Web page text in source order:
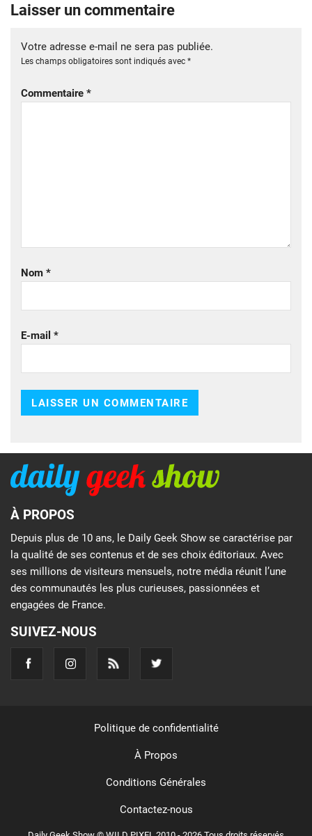
Laisser un commentaire
Votre adresse e-mail ne sera pas publiée.
Les champs obligatoires sont indiqués avec *
Commentaire *
Nom *
E-mail *
À PROPOS
Depuis plus de 10 ans, le Daily Geek Show se caractérise par
la qualité de ses contenus et de ses choix éditoriaux. Avec
ses millions de visiteurs mensuels, notre média réunit l’une
des communautés les plus curieuses, passionnées et
engagées de France.
SUIVEZ-NOUS
Politique de confidentialité
À Propos
Conditions Générales
Contactez-nous